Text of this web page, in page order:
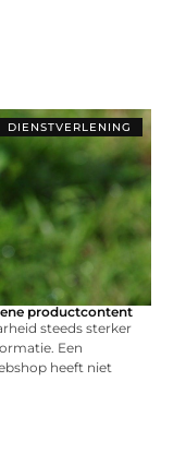
DIENSTVERLENING
productcontent
steeds sterker
Een
heeft niet